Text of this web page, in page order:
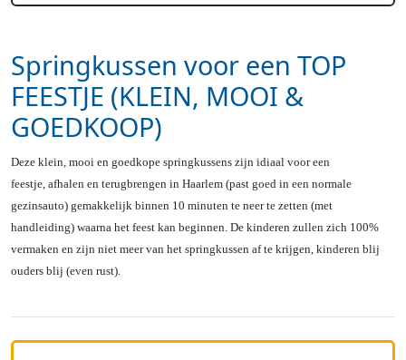
Springkussen voor een TOP
FEESTJE (KLEIN, MOOI &
GOEDKOOP)
Deze klein, mooi en goedkope springkussens zijn idiaal voor een
feestje, afhalen en terugbrengen in Haarlem (past goed in een normale
gezinsauto) gemakkelijk binnen 10 minuten te neer te zetten (met
handleiding) waarna het feest kan beginnen. De kinderen zullen zich 100%
vermaken en zijn niet meer van het springkussen af te krijgen, kinderen blij
ouders blij (even rust).